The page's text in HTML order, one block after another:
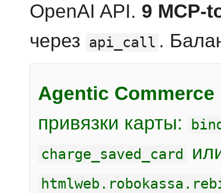
OpenAI API. 9 MCP-
через api_call .
Agentic Commerce
привязки карты:
charge_saved_card